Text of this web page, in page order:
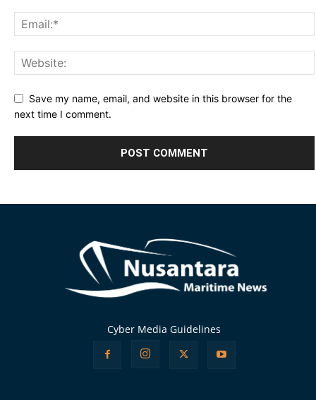
Save my name, email, and website in this browser for the
next time I comment.
Cyber Media Guidelines